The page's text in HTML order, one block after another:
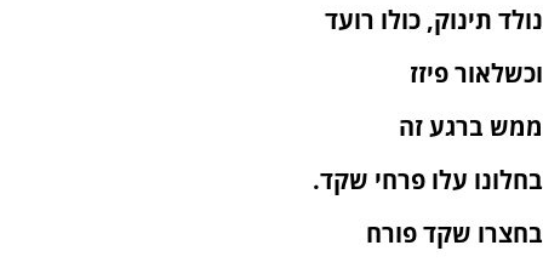
נולד תינוק, כולו רועד
וכשלאור פיזז
ממש ברגע זה
בחלונו עלו פרחי שקד.
בחצרו שקד פורח